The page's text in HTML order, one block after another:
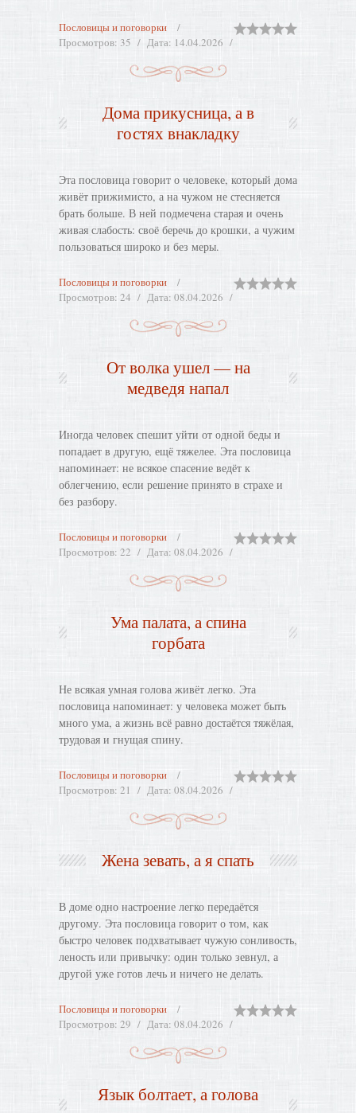
Пословицы и поговорки
Просмотров: 35 Дата: 14.04.2026
Дома прикусница, а в
гостях внакладку
Эта пословица говорит о человеке, который дома
живёт прижимисто, а на чужом не стесняется
брать больше. В ней подмечена старая и очень
живая слабость: своё беречь до крошки, а чужим
пользоваться широко и без меры.
Пословицы и поговорки
Просмотров: 24 Дата: 08.04.2026
От волка ушел — на
медведя напал
Иногда человек спешит уйти от одной беды и
попадает в другую, ещё тяжелее. Эта пословица
напоминает: не всякое спасение ведёт к
облегчению, если решение принято в страхе и
без разбору.
Пословицы и поговорки
Просмотров: 22 Дата: 08.04.2026
Ума палата, а спина
горбата
Не всякая умная голова живёт легко. Эта
пословица напоминает: у человека может быть
много ума, а жизнь всё равно достаётся тяжёлая,
трудовая и гнущая спину.
Пословицы и поговорки
Просмотров: 21 Дата: 08.04.2026
Жена зевать, а я спать
В доме одно настроение легко передаётся
другому. Эта пословица говорит о том, как
быстро человек подхватывает чужую сонливость,
леность или привычку: один только зевнул, а
другой уже готов лечь и ничего не делать.
Пословицы и поговорки
Просмотров: 29 Дата: 08.04.2026
Язык болтает, а голова